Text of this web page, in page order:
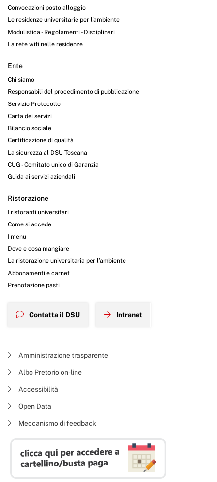
Convocazioni posto alloggio
Le residenze universitarie per l’ambiente
Modulistica - Regolamenti - Disciplinari
La rete wifi nelle residenze
Ente
Chi siamo
Responsabili del procedimento di pubblicazione
Servizio Protocollo
Carta dei servizi
Bilancio sociale
Certificazione di qualità
La sicurezza al DSU Toscana
CUG - Comitato unico di Garanzia
Guida ai servizi aziendali
Ristorazione
I ristoranti universitari
Come si accede
I menu
Dove e cosa mangiare
La ristorazione universitaria per l’ambiente
Abbonamenti e carnet
Prenotazione pasti
Contatta il DSU Intranet
Amministrazione trasparente
Albo Pretorio on-line
Accessibilità
Open Data
Meccanismo di feedback